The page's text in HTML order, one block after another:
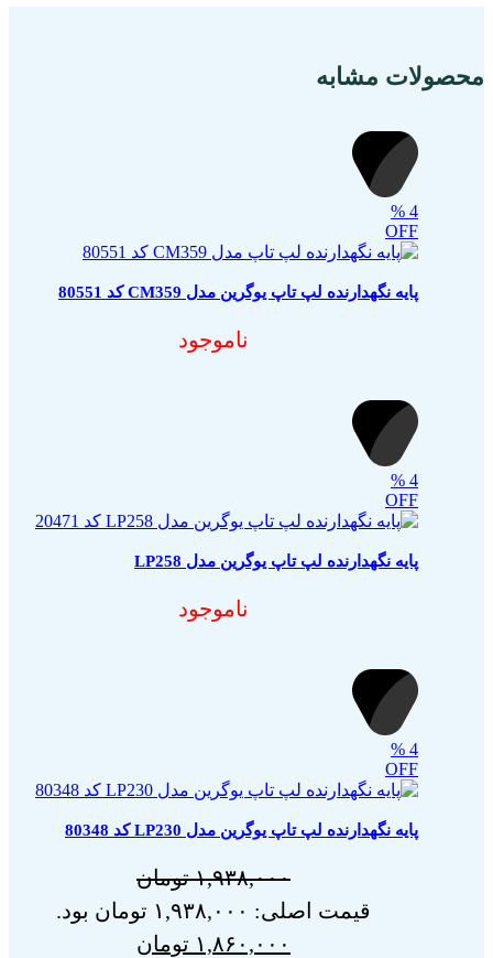
محصولات مشابه
4
%
OFF
پایه نگهدارنده لپ تاپ یوگرین مدل CM359 کد 80551
ناموجود
4
%
OFF
پایه نگهدارنده لپ تاپ یوگرین مدل LP258
ناموجود
4
%
OFF
پایه نگهدارنده لپ تاپ یوگرین مدل LP230 کد 80348
۱,۹۳۸,۰۰۰ تومان
قیمت اصلی: ۱,۹۳۸,۰۰۰ تومان بود.
۱,۸۶۰,۰۰۰ تومان